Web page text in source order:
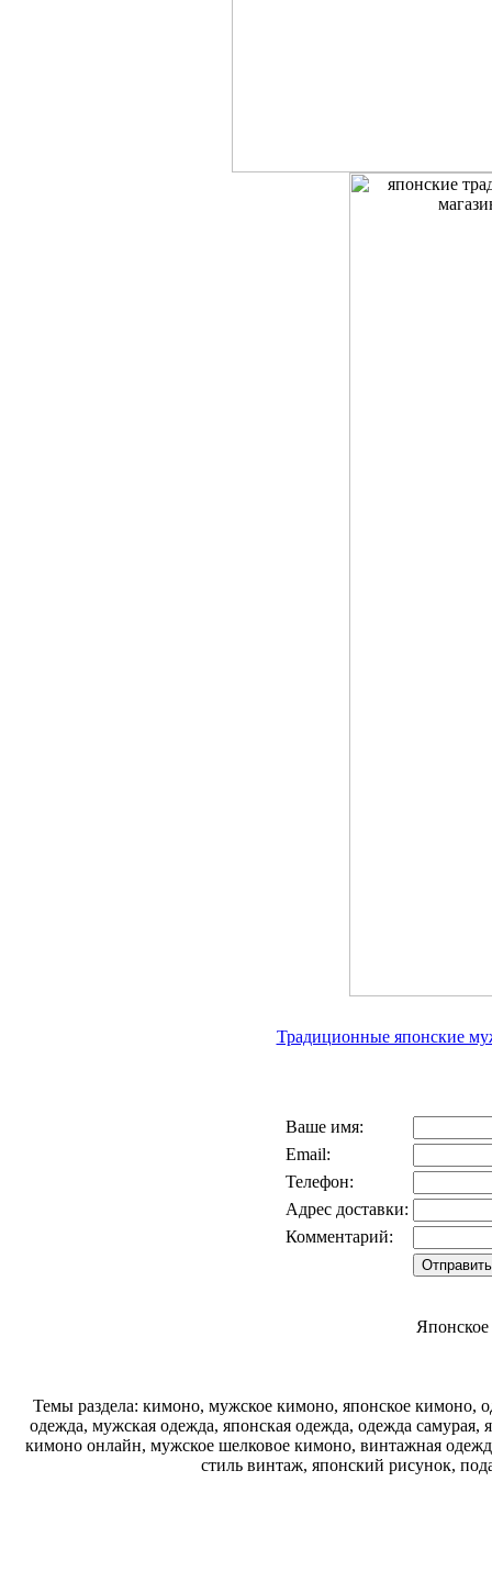
Традиционные японские
Ваше имя:
Email:
Телефон:
Адрес доставки:
Комментарий:
Темы раздела: кимоно, мужское кимоно, японское кимоно,
одежда, мужская одежда, японская одежда, одежда самурая,
кимоно онлайн, мужское шелковое кимоно, винтажная
стиль винтаж, японский рисунок,